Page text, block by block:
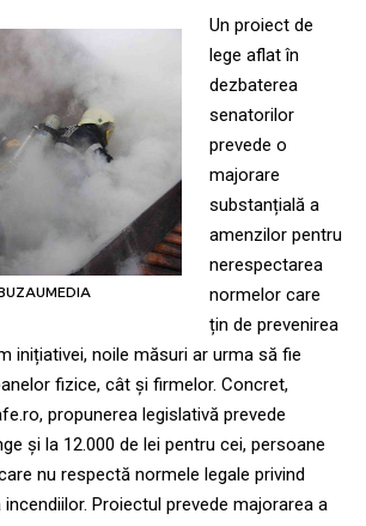
Un proiect de
lege aflat în
dezbaterea
senatorilor
prevede o
majorare
substanțială a
amenzilor pentru
nerespectarea
normelor care
țin de prevenirea
inițiativei, noile măsuri ar urma să fie
fizice, cât și firmelor. Concret,
propunerea legislativă prevede
și la 12.000 de lei pentru cei, persoane
nu respectă normele legale privind
Proiectul prevede majorarea a